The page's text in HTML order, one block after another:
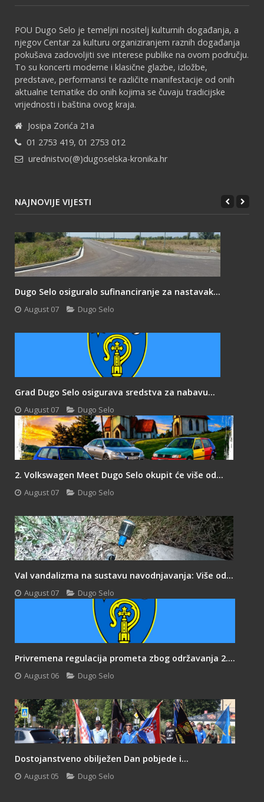
POU Dugo Selo je temeljni nositelj kulturnih događanja, a
njegov Centar za kulturu organiziranjem raznih događanja
pokušava zadovoljiti sve interese publike na ovom području.
To su koncerti moderne i klasične glazbe, izložbe,
predstave, performansi te različite manifestacije od onih
aktualne tematike do onih kojima se čuvaju tradicijske
vrijednosti i baština ovog kraja.
Josipa Zorića 21a
01 2753 419, 01 2753 012
urednistvo(@)dugoselska-kronika.hr
NAJNOVIJE VIJESTI
Dugo Selo osiguralo sufinanciranje za nastavak...
August 07 Dugo Selo
Grad Dugo Selo osigurava sredstva za nabavu...
August 07 Dugo Selo
2. Volkswagen Meet Dugo Selo okupit će više od...
August 07 Dugo Selo
Val vandalizma na sustavu navodnjavanja: Više od...
August 07 Dugo Selo
Privremena regulacija prometa zbog održavanja 2....
August 06 Dugo Selo
Dostojanstveno obilježen Dan pobjede i...
August 05 Dugo Selo